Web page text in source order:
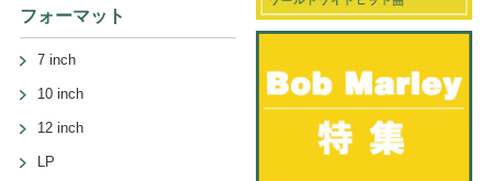
フォーマット
7 inch
10 inch
12 inch
LP